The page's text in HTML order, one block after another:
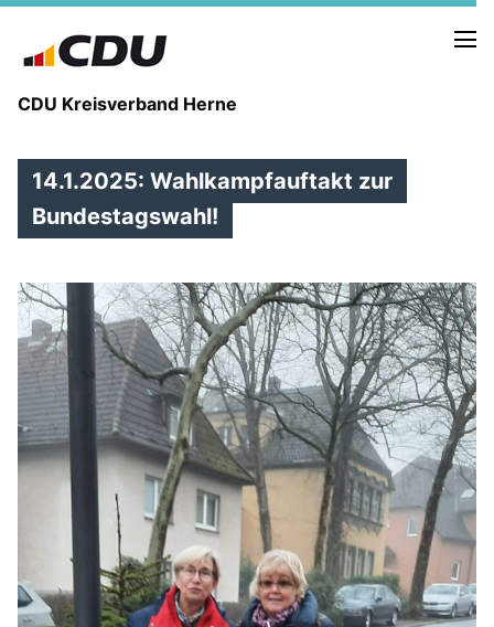
CDU Kreisverband Herne
KREISVORSTAND
STADTBEZIRKE
ORTSVERBÄNDE
Fraktion
KREISGESCHÄFTSSTELLE
FOTOS
14.1.2025: Wahlkampfauftakt zur
Bundestagswahl!